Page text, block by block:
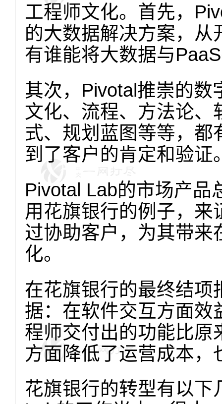
工程师文化。首先，
的大数据解决方案，
有谁能将大数据与
其次，Pivotal推崇的数
文化、流程、方法论、
式、规划蓝图等等，
到了客户的肯定和验证
Pivotal Lab的市场产品
用花旗银行的例子，
过协助客户，为其带来
化。
在花旗银行的最终结项
据：在软件交互方面效
程师交付出的功能比原
方面降低了运营成本
花旗银行的转型有以下